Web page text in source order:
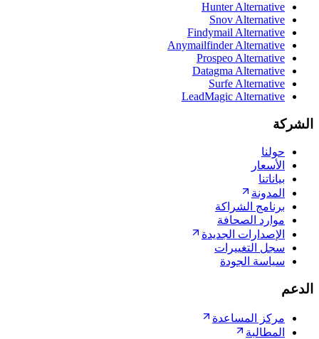
Hunter Alternative
Snov Alternative
Findymail Alternative
Anymailfinder Alternative
Prospeo Alternative
Datagma Alternative
Surfe Alternative
LeadMagic Alternative
الشركة
حولنا
الأسعار
بياناتنا
المدونة
برنامج الشراكة
موارد الصحافة
الإصدارات الجديدة
سجل التغييرات
سياسة الجودة
الدعم
مركز المساعدة
المطالبة